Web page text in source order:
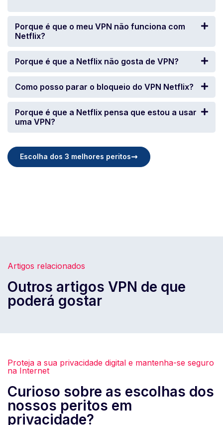
Porque é que o meu VPN não funciona com
Netflix?
Porque é que a Netflix não gosta de VPN?
Como posso parar o bloqueio do VPN Netflix?
Porque é que a Netflix pensa que estou a usar
uma VPN?
Escolha dos 3 melhores peritos
Artigos relacionados
Outros artigos VPN de que
poderá gostar
Proteja a sua privacidade digital e mantenha-se seguro
na Internet
Curioso sobre as escolhas dos
nossos peritos em
privacidade?